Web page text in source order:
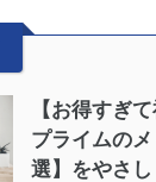
【お得すぎ
プライムの
選】をやさ